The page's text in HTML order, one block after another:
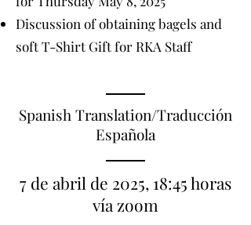
Discussion of obtaining bagels and
soft T-Shirt Gift for RKA Staff
Spanish Translation/Traducción
Española
7 de abril de 2025, 18:45 horas
vía zoom